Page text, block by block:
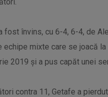
fost învins, cu 6-4, 6-4, de
echipe mixte care se joacă
2019 și a pus capăt unei
contra 11, Getafe a